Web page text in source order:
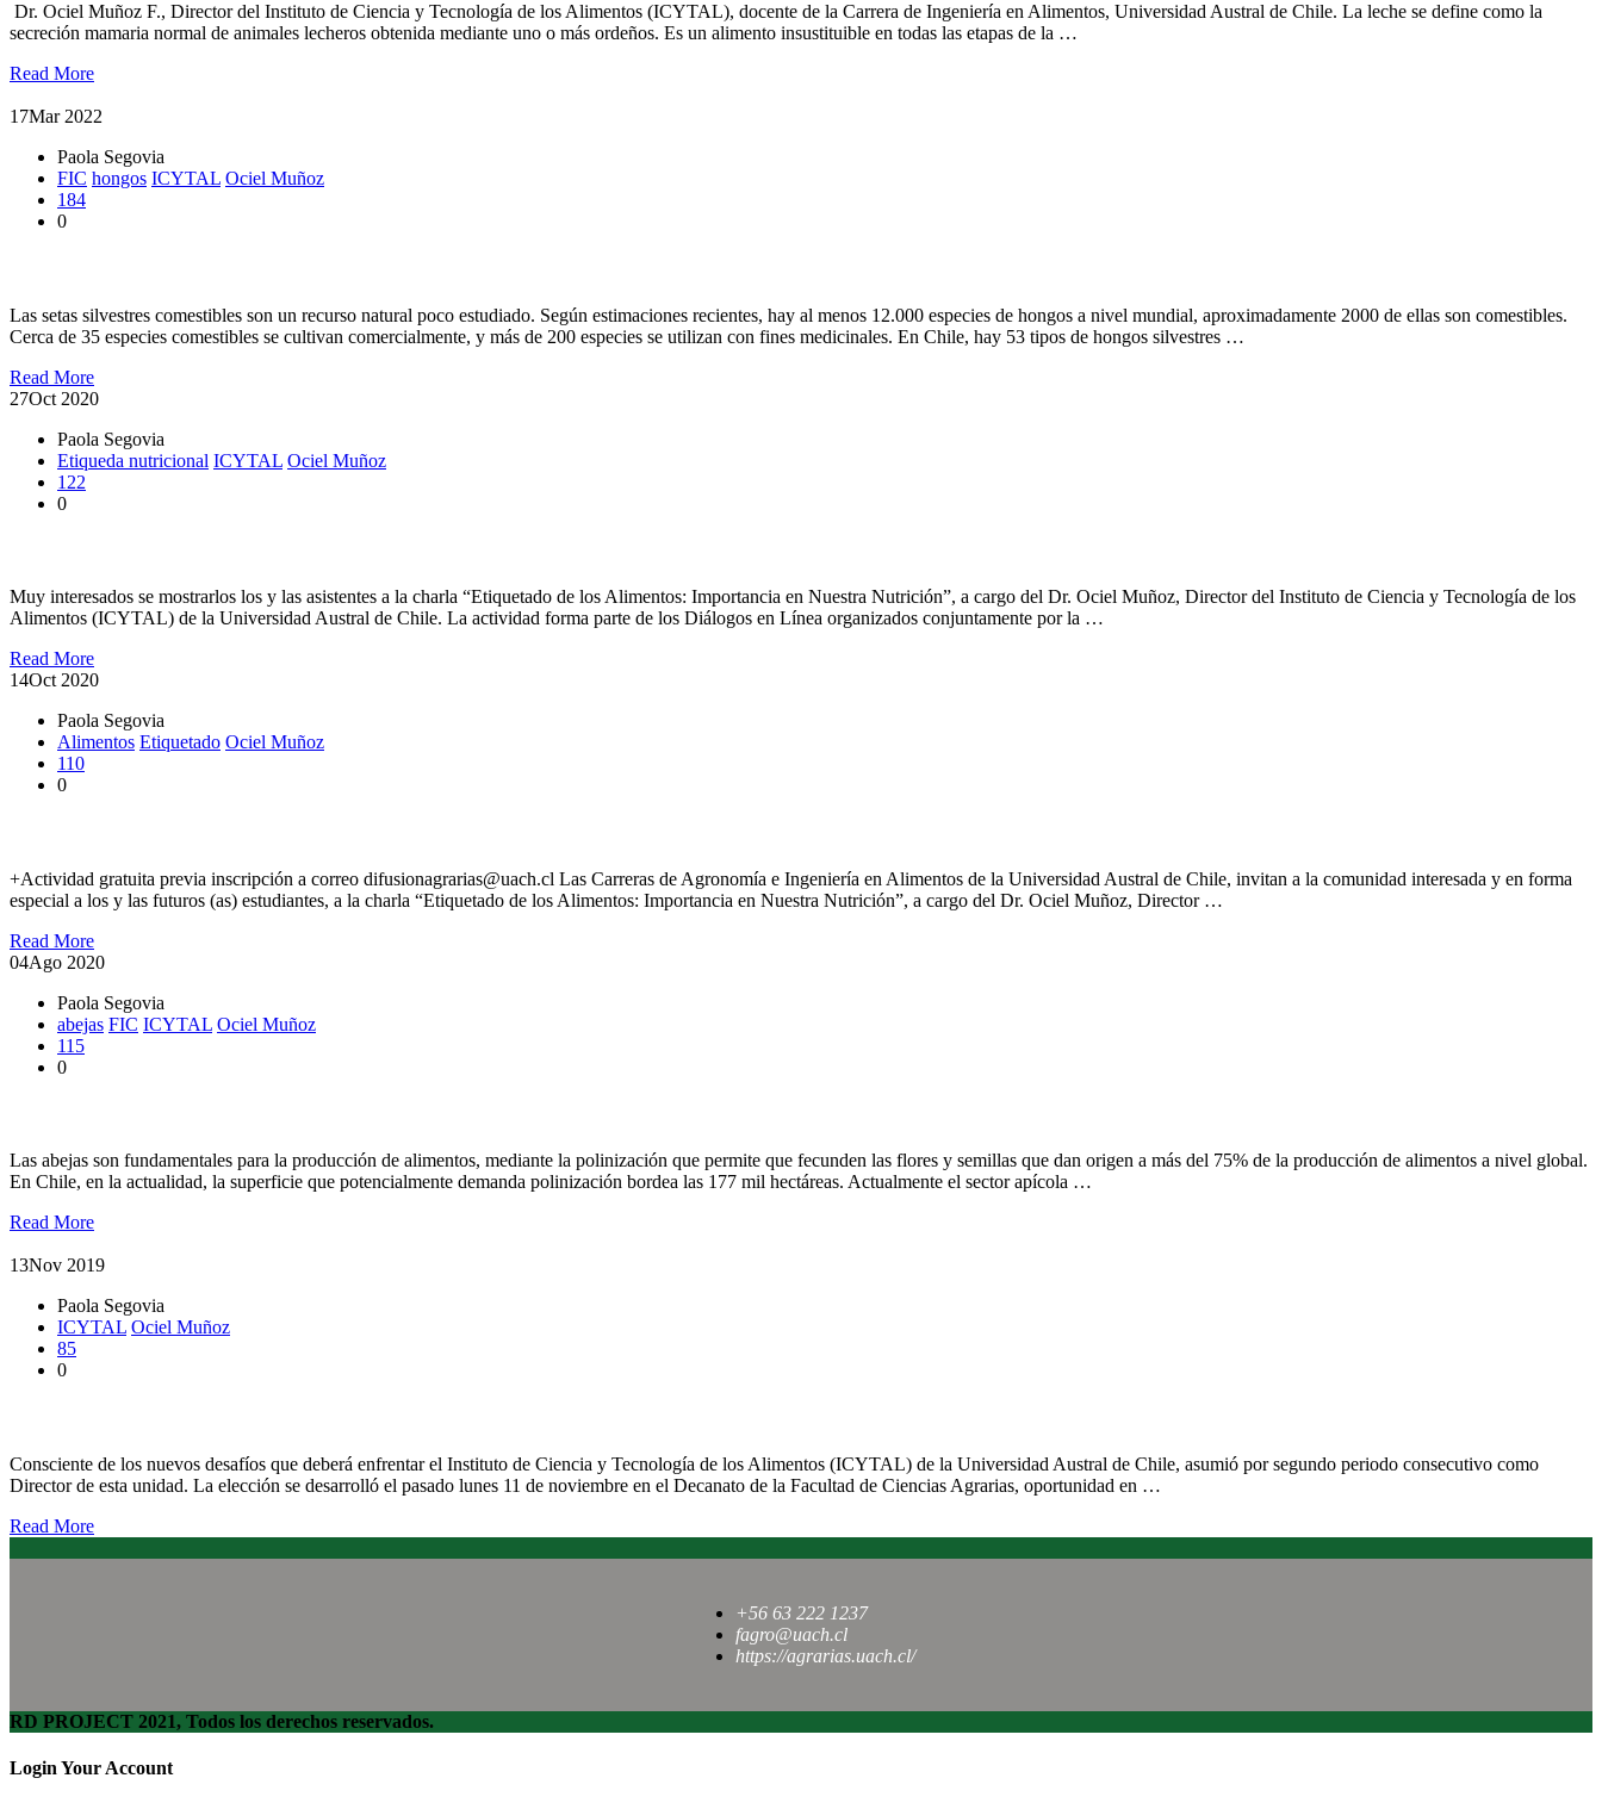
Dr. Ociel Muñoz F., Director del Instituto de Ciencia y Tecnología de los Alimentos (ICYTAL), docente de la Carrera de Ingeniería en Alimentos, Universidad Austral de Chile. La leche se define como la
secreción mamaria normal de animales lecheros obtenida mediante uno o más ordeños. Es un alimento insustituible en todas las etapas de la …
Read More
17Mar 2022
Paola Segovia
FIC hongos ICYTAL Ociel Muñoz
184
0
Las setas silvestres comestibles son un recurso natural poco estudiado. Según estimaciones recientes, hay al menos 12.000 especies de hongos a nivel mundial, aproximadamente 2000 de ellas son comestibles.
Cerca de 35 especies comestibles se cultivan comercialmente, y más de 200 especies se utilizan con fines medicinales. En Chile, hay 53 tipos de hongos silvestres …
Read More
27Oct 2020
Paola Segovia
Etiqueda nutricional ICYTAL Ociel Muñoz
122
0
Muy interesados se mostrarlos los y las asistentes a la charla “Etiquetado de los Alimentos: Importancia en Nuestra Nutrición”, a cargo del Dr. Ociel Muñoz, Director del Instituto de Ciencia y Tecnología de los
Alimentos (ICYTAL) de la Universidad Austral de Chile. La actividad forma parte de los Diálogos en Línea organizados conjuntamente por la …
Read More
14Oct 2020
Paola Segovia
Alimentos Etiquetado Ociel Muñoz
110
0
+Actividad gratuita previa inscripción a correo difusionagrarias@uach.cl Las Carreras de Agronomía e Ingeniería en Alimentos de la Universidad Austral de Chile, invitan a la comunidad interesada y en forma
especial a los y las futuros (as) estudiantes, a la charla “Etiquetado de los Alimentos: Importancia en Nuestra Nutrición”, a cargo del Dr. Ociel Muñoz, Director …
Read More
04Ago 2020
Paola Segovia
abejas FIC ICYTAL Ociel Muñoz
115
0
Las abejas son fundamentales para la producción de alimentos, mediante la polinización que permite que fecunden las flores y semillas que dan origen a más del 75% de la producción de alimentos a nivel global.
En Chile, en la actualidad, la superficie que potencialmente demanda polinización bordea las 177 mil hectáreas. Actualmente el sector apícola …
Read More
13Nov 2019
Paola Segovia
ICYTAL Ociel Muñoz
85
0
Consciente de los nuevos desafíos que deberá enfrentar el Instituto de Ciencia y Tecnología de los Alimentos (ICYTAL) de la Universidad Austral de Chile, asumió por segundo periodo consecutivo como
Director de esta unidad. La elección se desarrolló el pasado lunes 11 de noviembre en el Decanato de la Facultad de Ciencias Agrarias, oportunidad en …
Read More
+56 63 222 1237
fagro@uach.cl
https://agrarias.uach.cl/
RD PROJECT 2021, Todos los derechos reservados.
Login Your Account